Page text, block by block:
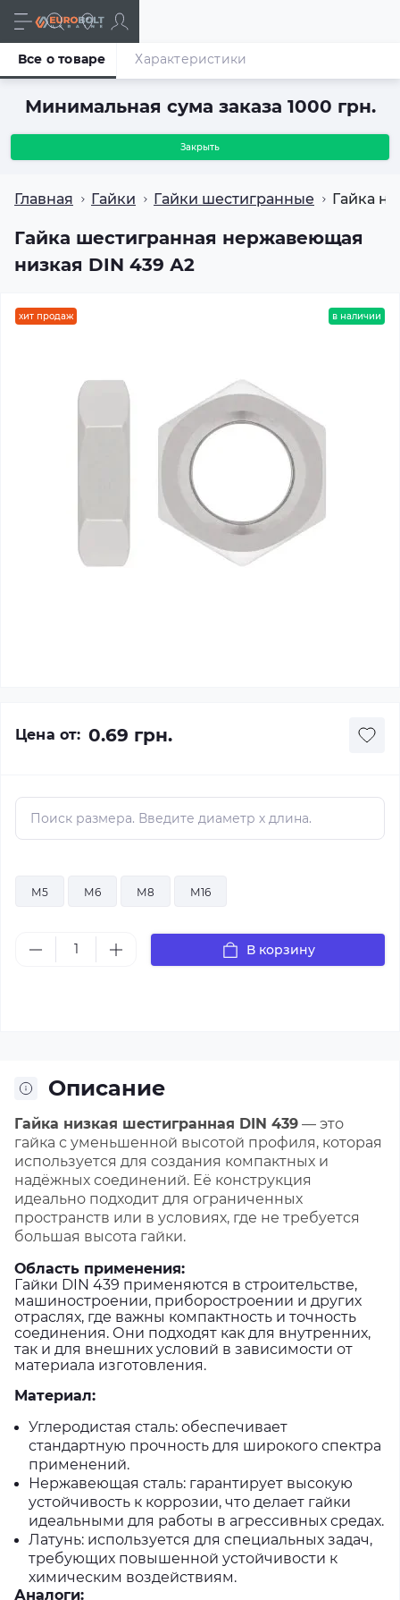
Минимальная сума заказа 1000 грн.
Закрыть
Главная Гайки Гайки шестигранные Гайка
Гайка шестигранная нержавеющая
низкая DIN 439 А2
Все о товаре Характеристики
хит продаж в наличии
Цена от: 0.69 грн.
М5 М6 М8 М16
В корзину
Описание
Гайка низкая шестигранная DIN 439 — это
гайка с уменьшенной высотой профиля, которая
используется для создания компактных и
надёжных соединений. Её конструкция
идеально подходит для ограниченных
пространств или в условиях, где не требуется
большая высота гайки.
Область применения:
Гайки DIN 439 применяются в строительстве,
машиностроении, приборостроении и других
отраслях, где важны компактность и точность
соединения. Они подходят как для внутренних,
так и для внешних условий в зависимости от
материала изготовления.
Материал:
Углеродистая сталь: обеспечивает
стандартную прочность для широкого спектра
применений.
Нержавеющая сталь: гарантирует высокую
устойчивость к коррозии, что делает гайки
идеальными для работы в агрессивных средах.
Латунь: используется для специальных задач,
требующих повышенной устойчивости к
химическим воздействиям.
Аналоги: